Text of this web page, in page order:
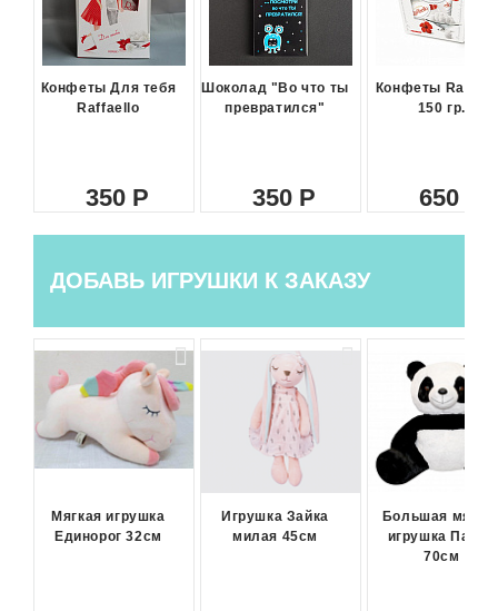
Конфеты Для тебя
Raffaello
350
Шоколад "Во что ты
превратился"
350
Конфеты
150 гр.
650
ДОБАВЬ ИГРУШКИ К ЗАКАЗУ
Мягкая игрушка
Единорог 32см
Игрушка Зайка
милая 45см
Большая
игрушка Панда
70см